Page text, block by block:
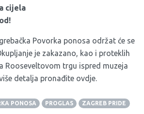
cijela
Povorka ponosa održat će se
je zakazano, kao i proteklih
Rooseveltovom trgu ispred muzeja
detalja pronađite ovdje.
PONOSA PROGLAS ZAGREB PRIDE